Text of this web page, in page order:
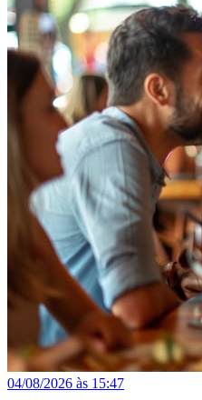
04/08/2026 às 15:47